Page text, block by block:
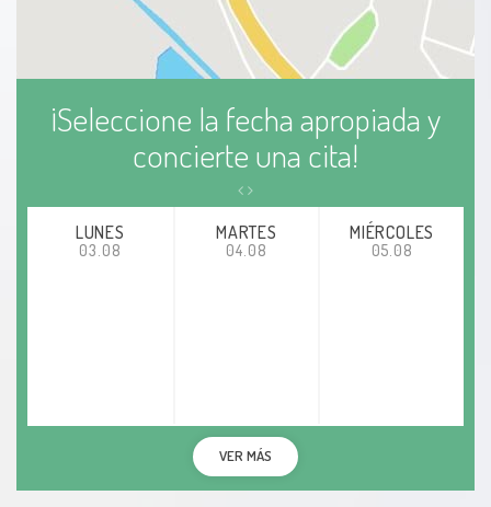
¡Seleccione la fecha apropiada y
concierte una cita!
LUNES
03.08
MARTES
04.08
MIÉRCOLES
05.08
VER MÁS